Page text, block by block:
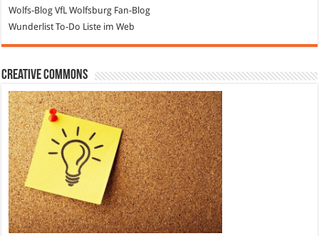
Wolfs-Blog VfL Wolfsburg Fan-Blog
Wunderlist To-Do Liste im Web
Creative Commons